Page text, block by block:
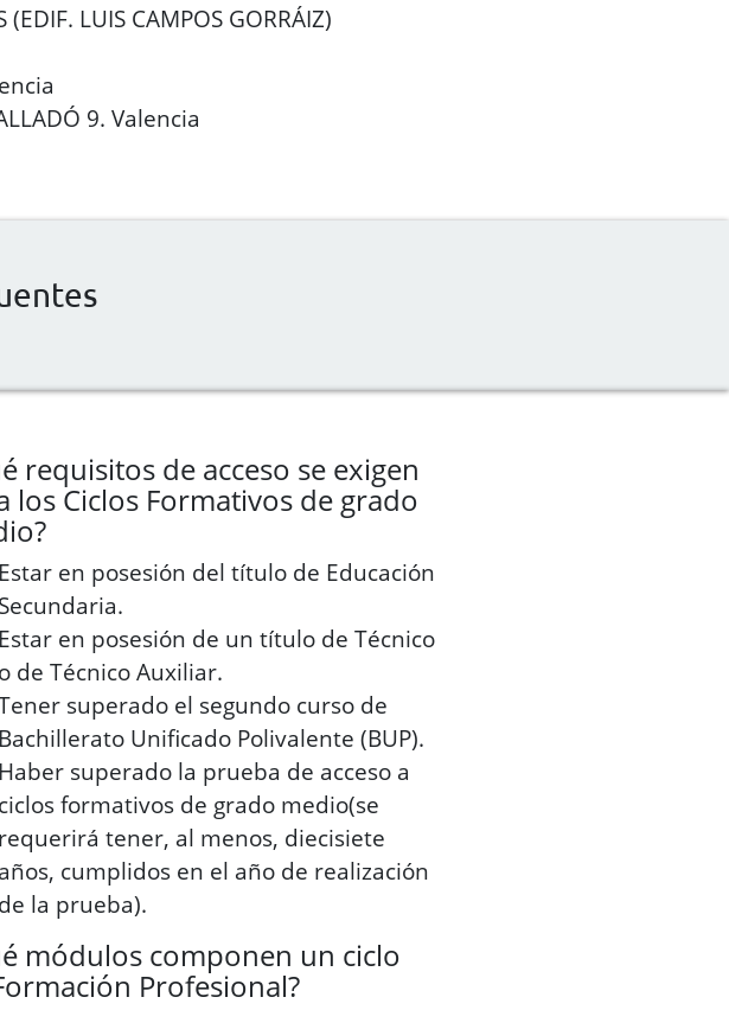
(EDIF. LUIS CAMPOS GORRÁIZ)
9. Valencia
requisitos de acceso se exigen
los Ciclos Formativos de grado
Estar en posesión del título de Educación
Secundaria.
Estar en posesión de un título de Técnico
o de Técnico Auxiliar.
superado el segundo curso de
Bachillerato Unificado Polivalente (BUP).
Haber superado la prueba de acceso a
ciclos formativos de grado medio(se
requerirá tener, al menos, diecisiete
años, cumplidos en el año de realización
de la prueba).
módulos componen un ciclo
Profesional?